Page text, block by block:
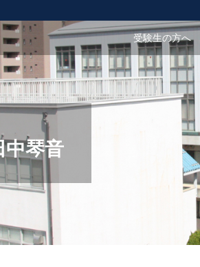
受験生の方へ
琴音